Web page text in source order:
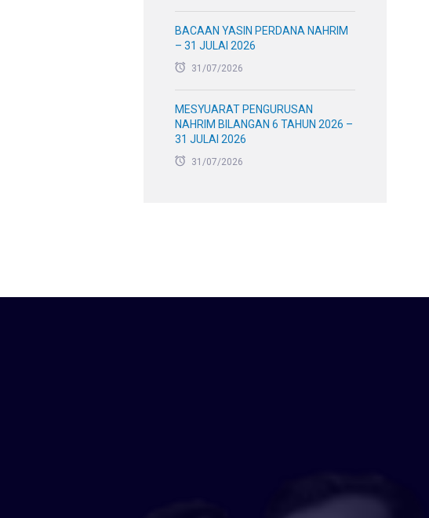
BACAAN YASIN PERDANA NAHRIM
– 31 JULAI 2026
31/07/2026
MESYUARAT PENGURUSAN
NAHRIM BILANGAN 6 TAHUN 2026 –
31 JULAI 2026
31/07/2026